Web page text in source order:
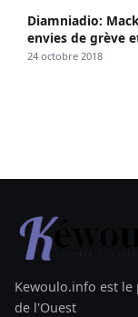
Diamniadio:
envies de grève
24 octobre 2018
Kewoulo.info est
de l'Ouest